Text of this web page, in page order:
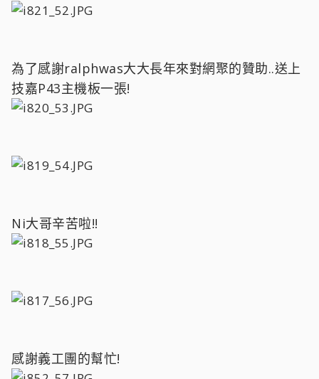
為了感謝ralphwas大大長年來對網聚的贊助..送上
技嘉P43主機板一張!
Ni大哥辛苦啦!!
感謝義工團的幫忙!